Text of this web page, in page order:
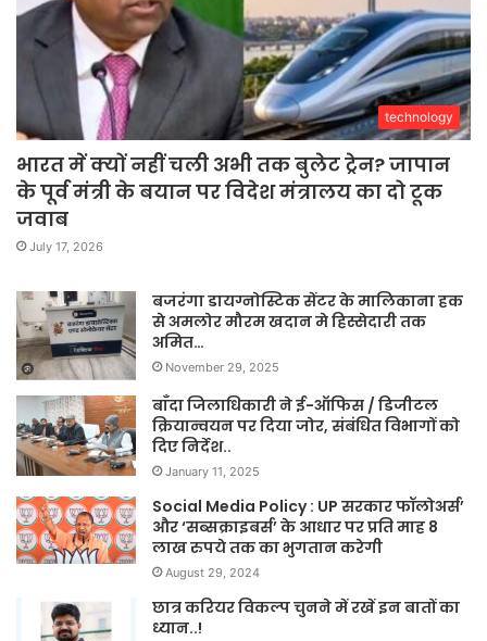
technology
भारत में क्यों नहीं चली अभी तक बुलेट ट्रेन? जापान
के पूर्व मंत्री के बयान पर विदेश मंत्रालय का दो टूक
जवाब
July 17, 2026
बजरंगा डायग्नोस्टिक सेंटर के मालिकाना हक
से अमलोर मौरम खदान मे हिस्सेदारी तक
अमित…
November 29, 2025
बाँदा जिलाधिकारी ने ई-ऑफिस / डिजीटल
क्रियान्वयन पर दिया जोर, संबंधित विभागों को
दिए निर्देश..
January 11, 2025
Social Media Policy : UP सरकार फॉलोअर्स’
और ‘सब्सक्राइबर्स’ के आधार पर प्रति माह 8
लाख रुपये तक का भुगतान करेगी
August 29, 2024
छात्र करियर विकल्प चुनने में रखें इन बातों का
ध्यान..!